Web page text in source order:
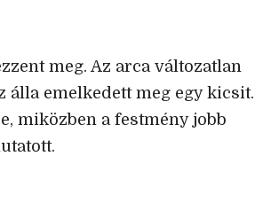
meg. Az arca változatlan
álla emelkedett meg egy kicsit.
miközben a festmény jobb